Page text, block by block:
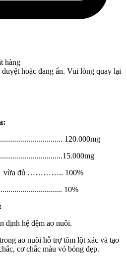
hàng
hoặc đang ẩn. Vui lòng quay lại
120.000mg
đủ ………….. 100%
10%
hệ đệm ao nuôi.
ao nuôi hỗ trợ tôm lột xác và tạo
cơ chắc màu vỏ bóng đẹp.